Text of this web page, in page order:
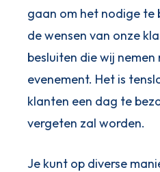
gaan om het nodige te
de wensen van onze
besluiten die wij
evenement. Het is
klanten een dag te
vergeten zal worden.
Je kunt op diverse